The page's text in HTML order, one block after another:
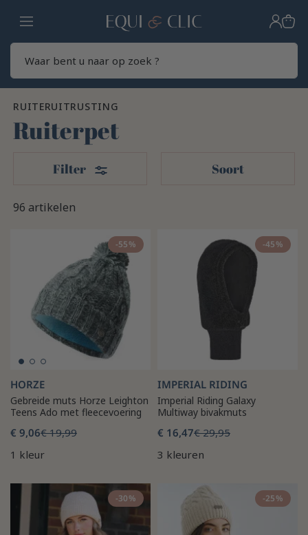
Home
RUITERUITRUSTING
Ruiterpet
96 artikelen
Filter Filters Soort
-55%
HORZE
Gebreide muts Horze Leighton
Teens Ado met fleecevoering
€ 9,06€ 19,99
1 kleur
-45%
IMPERIAL RIDING
Imperial Riding Galaxy
Multiway bivakmuts
€ 16,47€ 29,95
3 kleuren
-30% -25%